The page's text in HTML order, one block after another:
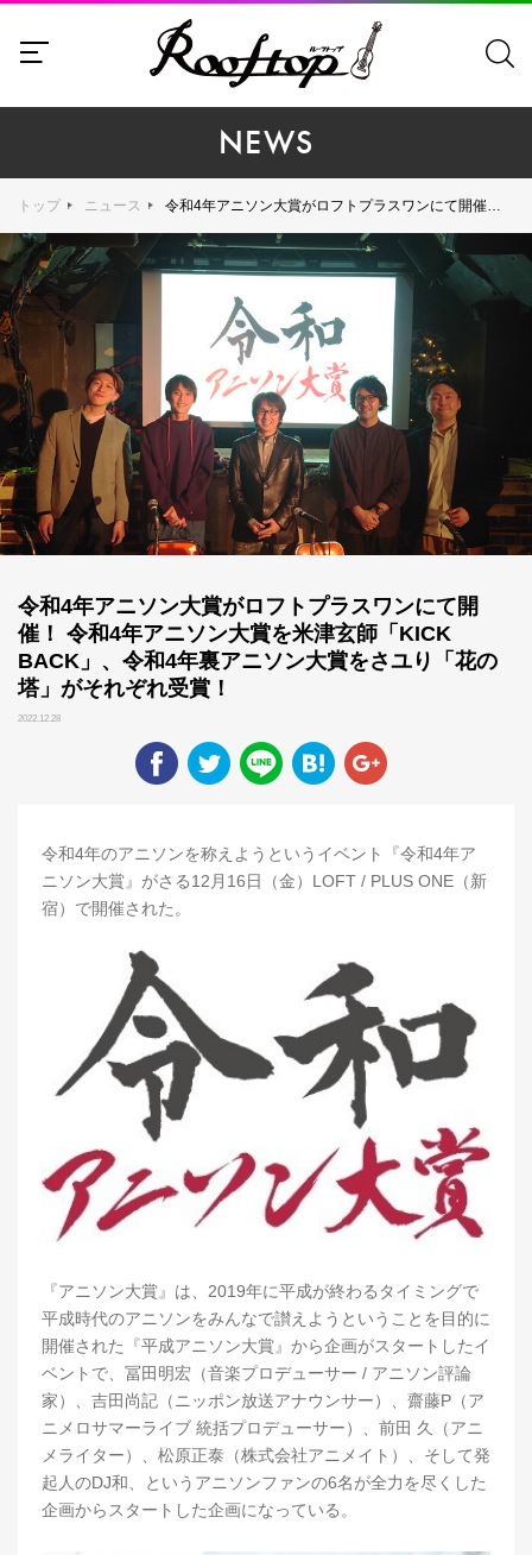
NEWS
トップ ニュース 令和4年アニソン大賞がロフトプラスワンにて開催！ 令和4年アニソン大賞を米津玄師「KICK BACK」、令和4年裏アニソン大賞をさユり「花の塔」がそれぞれ受賞！
令和4年アニソン大賞がロフトプラスワンにて開
催！ 令和4年アニソン大賞を米津玄師「KICK
BACK」、令和4年裏アニソン大賞をさユり「花の
塔」がそれぞれ受賞！
2022.12.28
令和4年のアニソンを称えようというイベント『令和4年ア
ニソン大賞』がさる12月16日（金）LOFT / PLUS ONE（新
宿）で開催された。
『アニソン大賞』は、2019年に平成が終わるタイミングで
平成時代のアニソンをみんなで讃えようということを目的に
開催された『平成アニソン大賞』から企画がスタートしたイ
ベントで、冨田明宏（音楽プロデューサー / アニソン評論
家）、吉田尚記（ニッポン放送アナウンサー）、齋藤P（ア
ニメロサマーライブ 統括プロデューサー）、前田 久（アニ
メライター）、松原正泰（株式会社アニメイト）、そして発
起人のDJ和、というアニソンファンの6名が全力を尽くした
企画からスタートした企画になっている。